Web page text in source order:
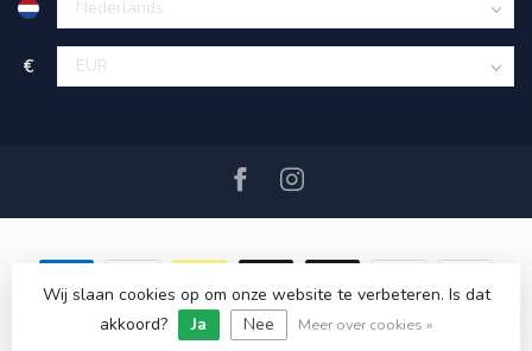
€
© Copyright 2026 SAIL360 watersport and boat equipment
Wij slaan cookies op om onze website te verbeteren. Is dat
akkoord?
Ja Nee Meer over cookies »